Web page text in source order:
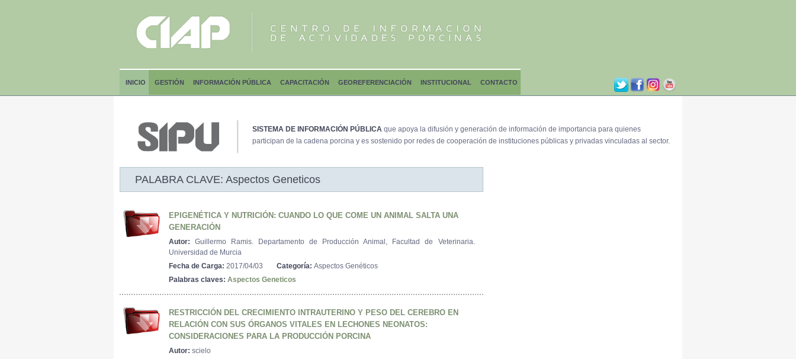
INICIO GESTIÓN INFORMACIÓN PÚBLICA CAPACITACIÓN GEOREFERENCIACIÓN INSTITUCIONAL CONTACTO
SISTEMA DE INFORMACIÓN PÚBLICAque apoya la difusión y generación de información de importancia para quienes
participan de la cadena porcina y es sostenido por redes de cooperación de instituciones públicas y privadas vinculadas al sector.
PALABRA CLAVE: Aspectos Geneticos
EPIGENÉTICA Y NUTRICIÓN: CUANDO LO QUE COME UN ANIMAL SALTA UNA
GENERACIÓN
Autor: Guillermo Ramis. Departamento de Producción Animal, Facultad de Veterinaria.
Universidad de Murcia
Fecha de Carga: 2017/04/03 Categoría: Aspectos Genéticos
Palabras claves: Aspectos Geneticos
RESTRICCIÓN DEL CRECIMIENTO INTRAUTERINO Y PESO DEL CEREBRO EN
RELACIÓN CON SUS ÓRGANOS VITALES EN LECHONES NEONATOS:
CONSIDERACIONES PARA LA PRODUCCIÓN PORCINA
Autor: scielo